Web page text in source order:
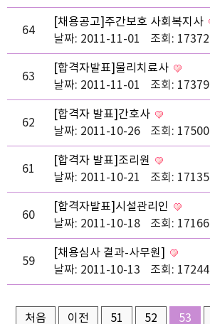
64
[채용공고]주간보호 사회복지사
날짜: 2011-11-01
조회: 17372
63
[합격자발표]물리치료사
날짜: 2011-11-01
조회: 17379
62
[합격자 발표]간호사
날짜: 2011-10-26
조회: 17500
61
[합격자 발표]조리원
날짜: 2011-10-21
조회: 17135
60
[합격자발표]시설관리인
날짜: 2011-10-18
조회: 17166
59
[채용심사 결과-사무원]
날짜: 2011-10-13
조회: 17244
처음 이전 51 52 53